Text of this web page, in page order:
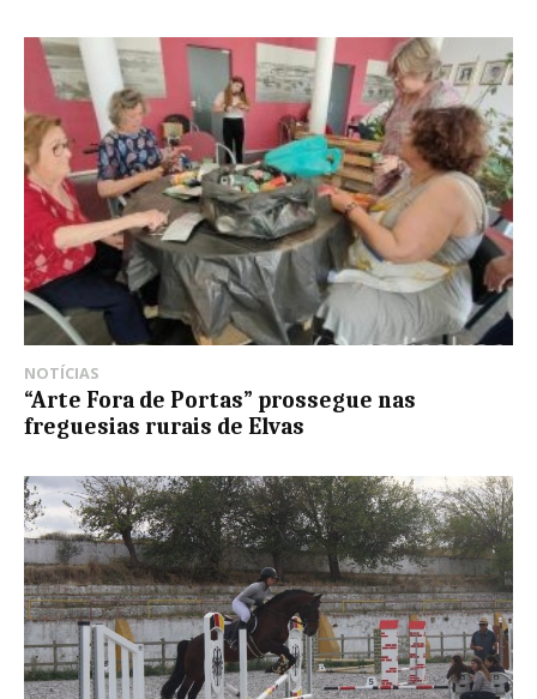
NOTÍCIAS
“Arte Fora de Portas” prossegue nas
freguesias rurais de Elvas